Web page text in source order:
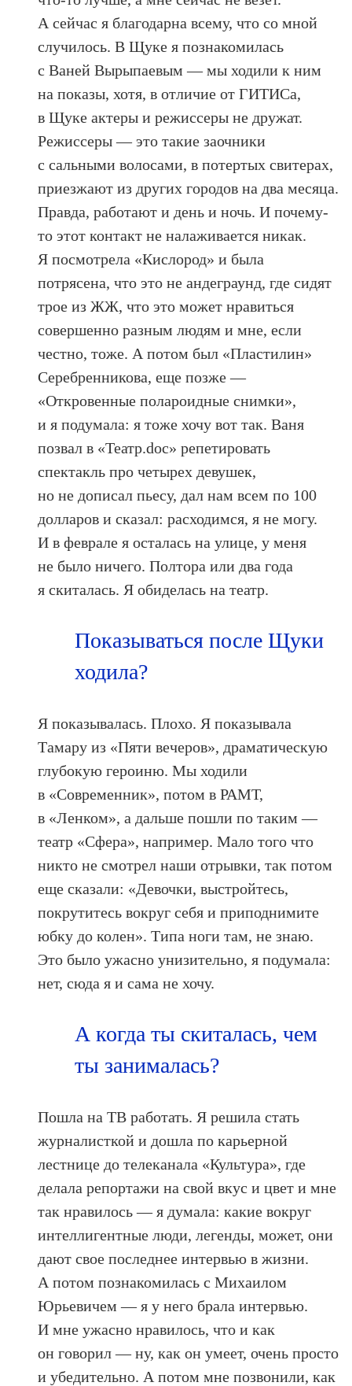
А сейчас я благодарна всему, что со мной
случилось. В Щуке я познакомилась
с Ваней Вырыпаевым — мы ходили к ним
на показы, хотя, в отличие от ГИТИСа,
в Щуке актеры и режиссеры не дружат.
Режиссеры — это такие заочники
с сальными волосами, в потертых свитерах,
приезжают из других городов на два месяца.
Правда, работают и день и ночь. И почему-
то этот контакт не налаживается никак.
Я посмотрела «Кислород» и была
потрясена, что это не андеграунд, где сидят
трое из ЖЖ, что это может нравиться
совершенно разным людям и мне, если
честно, тоже. А потом был «Пластилин»
Серебренникова, еще позже —
«Откровенные полароидные снимки»,
и я подумала: я тоже хочу вот так. Ваня
позвал в «Театр.doc» репетировать
спектакль про четырех девушек,
но не дописал пьесу, дал нам всем по 100
долларов и сказал: расходимся, я не могу.
И в феврале я осталась на улице, у меня
не было ничего. Полтора или два года
я скиталась. Я обиделась на театр.
Показываться после Щуки
ходила?
Я показывалась. Плохо. Я показывала
Тамару из «Пяти вечеров», драматическую
глубокую героиню. Мы ходили
в «Современник», потом в РАМТ,
в «Ленком», а дальше пошли по таким —
театр «Сфера», например. Мало того что
никто не смотрел наши отрывки, так потом
еще сказали: «Девочки, выстройтесь,
покрутитесь вокруг себя и приподнимите
юбку до колен». Типа ноги там, не знаю.
Это было ужасно унизительно, я подумала:
нет, сюда я и сама не хочу.
А когда ты скиталась, чем
ты занималась?
Пошла на ТВ работать. Я решила стать
журналисткой и дошла по карьерной
лестнице до телеканала «Культура», где
делала репортажи на свой вкус и цвет и мне
так нравилось — я думала: какие вокруг
интеллигентные люди, легенды, может, они
дают свое последнее интервью в жизни.
А потом познакомилась с Михаилом
Юрьевичем — я у него брала интервью.
И мне ужасно нравилось, что и как
он говорил — ну, как он умеет, очень просто
и убедительно. А потом мне позвонили, как